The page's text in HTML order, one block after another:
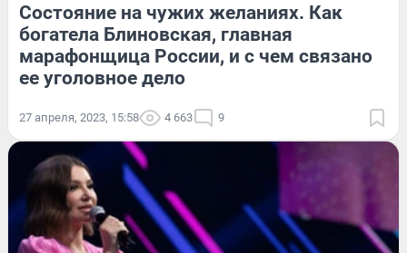
Состояние на чужих желаниях. Как
богатела Блиновская, главная
марафонщица России, и с чем связано
ее уголовное дело
27 апреля, 2023, 15:58 4 663 9